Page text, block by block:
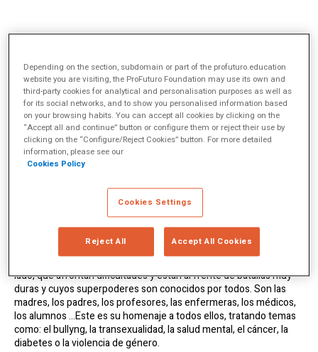
“Superhéroes y superheroínas” nació no sólo con el objetivo de
producir cortos y animaciones, sino con el de desarrollar las
capacidades personales y profesionales del alumnado. De esta
forma, utilizan los recursos del lenguaje cinematográfico,
posibilitando así que se abran nuevas vías de experimentación
en la búsqueda de nuevas formas de expresión y creación a
través de las nuevas tecnologías, que les permitan aumentar el
espíritu crítico y la concienciación social. Todo ello,
interdisciplinar, transversal y fomentando la educación en
“Aprender haciendo”, “con todos y de todos” con el principal
objetivo de mejorar la sociedad. Pero, ¿por qué el tema de los
superhéroes? ¿Quiénes son para ellos los superhéroes? Sus
lado, que afrontan dificultades y están al frente de batallas muy
duras y cuyos superpoderes son conocidos por todos. Son las
madres, los padres, los profesores, las enfermeras, los médicos,
los alumnos …Este es su homenaje a todos ellos, tratando temas
como: el bullyng, la transexualidad, la salud mental, el cáncer, la
diabetes o la violencia de género.
Depending on the section, subdomain or part of the profuturo.education
website you are visiting, the ProFuturo Foundation may use its own and
third-party cookies for analytical and personalisation purposes as well as
for its social networks, and to show you personalised information based
on your browsing habits. You can accept all cookies by clicking on the
“Accept all and continue” button or configure them or reject their use by
clicking on the “Configure/Reject Cookies” button. For more detailed
information, please see our
Cookies Policy
Cookies Settings
Reject All Accept All Cookies